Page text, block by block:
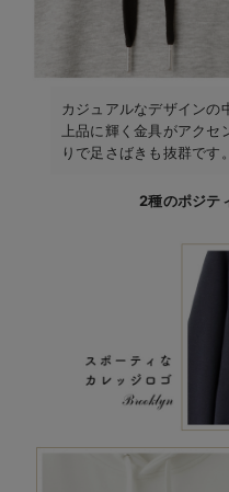
カジュアルなデザインの
上品に輝く金具がアク
りで足さばきも抜群です。
2種のポジテ